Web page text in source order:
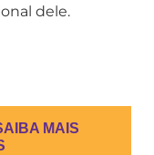
dele.
MAIS